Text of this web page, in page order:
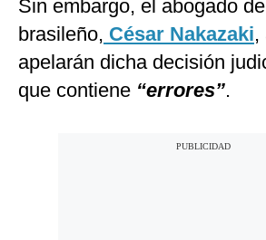
Sin embargo, el abogado
brasileño, César Nakazaki,
apelarán dicha decisión
que contiene “errores”.